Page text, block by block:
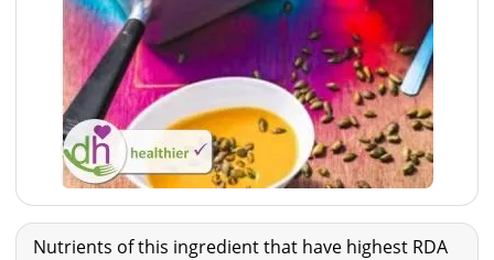
Nutrients of this ingredient that have highest RDA